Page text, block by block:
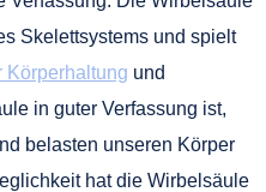
Skelettsystems und spielt
Körperhaltung und
in guter Verfassung ist,
belasten unseren Körper
hat die Wirbelsäule